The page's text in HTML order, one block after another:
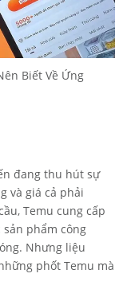
Biết Về Ứng
đang thu hút sự
và giá cả phải
Temu cung cấp
phẩm công
Nhưng liệu
phốt Temu mà